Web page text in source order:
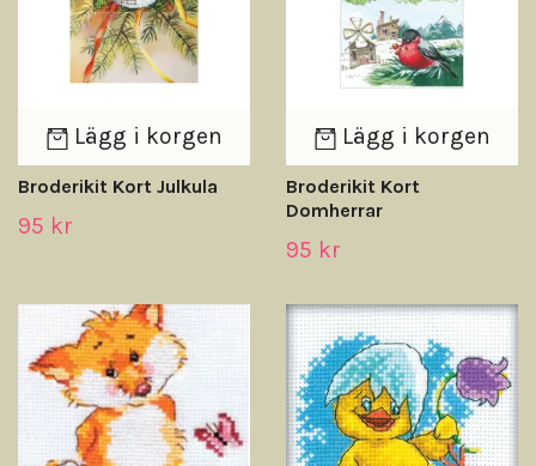
Lägg i korgen
Broderikit Kort Julkula
95 kr
Lägg i korgen
Broderikit Kort
Domherrar
95 kr